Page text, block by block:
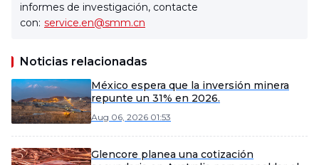
informes de investigación, contacte
con: service.en@smm.cn
Noticias relacionadas
México espera que la inversión minera
repunte un 31% en 2026.
Aug 06, 2026 01:53
Glencore planea una cotización